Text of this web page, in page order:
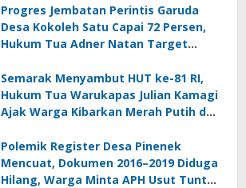
Korupsi Dandes
Progres Jembatan Perintis Garuda
Desa Kokoleh Satu Capai 72 Persen,
Hukum Tua Adner Natan Target
Semarak Menyambut HUT ke-81 RI,
Hukum Tua Warukapas Julian Kamagi
Ajak Warga Kibarkan Merah Putih dan
Polemik Register Desa Pinenek
Mencuat, Dokumen 2016–2019 Diduga
Hilang, Warga Minta APH Usut Tuntas